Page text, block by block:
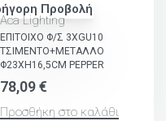
Προβολή
Aca Lighting
ΕΠΙΤΟΙΧΟ Φ/Σ 3ΧGU10
ΤΣΙΜΕΝΤΟ+ΜΕΤΑΛΛΟ
Φ23ΧΗ16,5CM PEPPER
78,09€
Προσθήκη στο καλάθι